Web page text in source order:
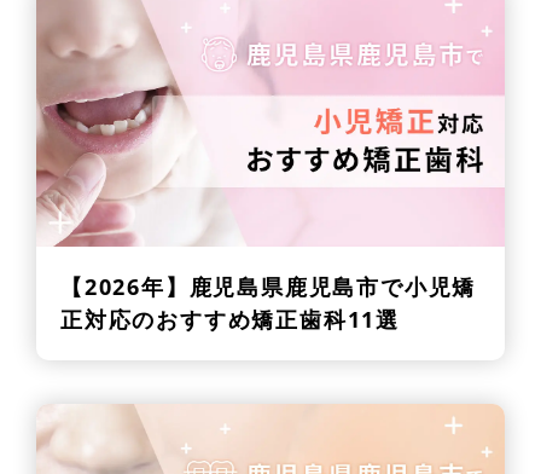
【2026年】 鹿児島県鹿児島市で小児矯
正対応のおすすめ矯正歯科11選